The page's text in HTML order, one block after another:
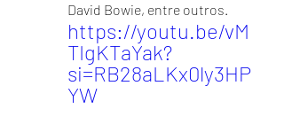
David Bowie, entre outros.
https://youtu.be/vM
TIgKTaYak?
si=RB28aLKx0ly3HP
YW